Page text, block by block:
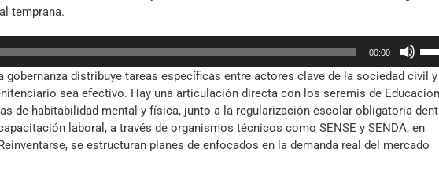
temprana.
00:00
de
para
distribuye tareas específicas entre actores clave de la sociedad civil y
sea efectivo. Hay una articulación directa con los seremis de
de habitabilidad mental y física, junto a la regularización escolar obligatoria
laboral, a través de organismos técnicos como SENSE y SENDA, en
se estructuran planes de enfocados en la demanda real del mercado